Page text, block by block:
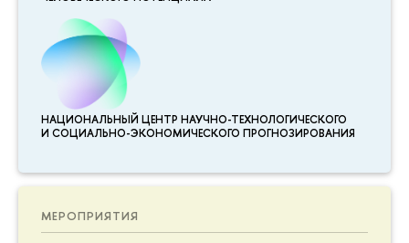
НАЦИОНАЛЬНЫЙ ЦЕНТР НАУЧНО-ТЕХНОЛОГИЧЕСКОГО
И СОЦИАЛЬНО-ЭКОНОМИЧЕСКОГО ПРОГНОЗИРОВАНИЯ
МЕРОПРИЯТИЯ